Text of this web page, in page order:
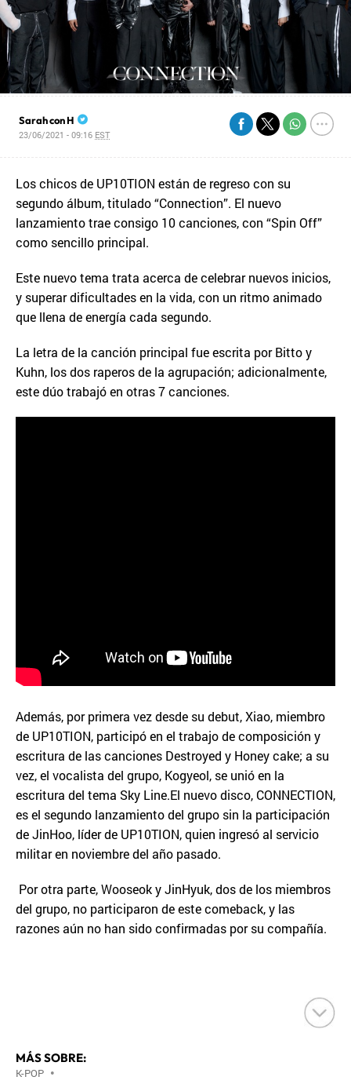
Sarah con H
23/06/2021 - 09:16 EST
Los chicos de UP10TION están de regreso con su
segundo álbum, titulado “Connection”. El nuevo
lanzamiento trae consigo 10 canciones, con “Spin Off”
como sencillo principal.
Este nuevo tema trata acerca de celebrar nuevos inicios,
y superar dificultades en la vida, con un ritmo animado
que llena de energía cada segundo.
La letra de la canción principal fue escrita por Bitto y
Kuhn, los dos raperos de la agrupación; adicionalmente,
este dúo trabajó en otras 7 canciones.
Además, por primera vez desde su debut, Xiao, miembro
de UP10TION, participó en el trabajo de composición y
escritura de las canciones Destroyed y Honey cake; a su
vez, el vocalista del grupo, Kogyeol, se unió en la
escritura del tema Sky Line.El nuevo disco, CONNECTION,
es el segundo lanzamiento del grupo sin la participación
de JinHoo, líder de UP10TION, quien ingresó al servicio
militar en noviembre del año pasado.
Por otra parte, Wooseok y JinHyuk, dos de los miembros
del grupo, no participaron de este comeback, y las
razones aún no han sido confirmadas por su compañía.
MÁS SOBRE:
K-POP •